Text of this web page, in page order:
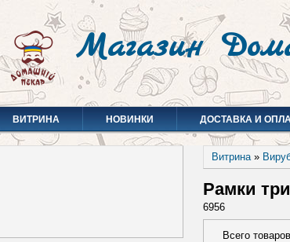
Магазин
ВИТРИНА НОВИНКИ ДОСТАВКА И
Витрина»
Рамки
6956
Всего